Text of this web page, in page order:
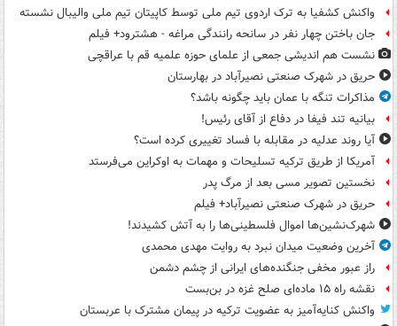
واکنش کشفیا به ترک اردوی تیم ملی توسط کاپیتان تیم ملی والیبال نشسته
جان باختن چهار نفر در سانحه رانندگی مراغه - هشترود+ فیلم
نشست هم اندیشی جمعی از علمای حوزه علمیه قم با عراقچی
حریق در شهرک صنعتی نصیرآباد در بهارستان
مذاکرات تنگه با عمان باید چگونه باشد؟
بیانیه تند فیفا در دفاع از آقای رئیس!
آیا روند عدلیه در مقابله با فساد تغییری کرده است؟
آمریکا از طریق ترکیه تسلیحات و مهمات به اوکراین می‌فرستد
نخستین تصویر مسی بعد از مرگ پدر
حریق در شهرک صنعتی نصیرآباد+ فیلم
شهرک‌نشین‌ها اموال فلسطینی‌ها را به آتش کشیدند!
آخرین وضعیت میدان نبرد به روایت مهدی محمدی
راز عبور مخفی جنگنده‌های ایرانی از چشم دشمن
نقشه راه ۱۵ ماده‌ای صلح غزه در بن‌بست
واکنش کنایه‌آمیز به عضویت ترکیه در پیمان مشترک با عربستان